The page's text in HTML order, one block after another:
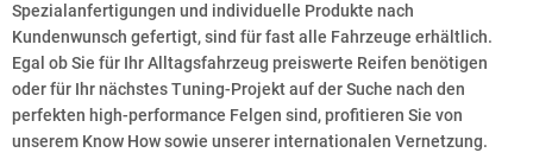
Spezialanfertigungen und individuelle Produkte nach
Kundenwunsch gefertigt, sind für fast alle Fahrzeuge erhältlich.
Egal ob Sie für Ihr Alltagsfahrzeug preiswerte Reifen benötigen
oder für Ihr nächstes Tuning-Projekt auf der Suche nach den
perfekten high-performance Felgen sind, profitieren Sie von
unserem Know How sowie unserer internationalen Vernetzung.